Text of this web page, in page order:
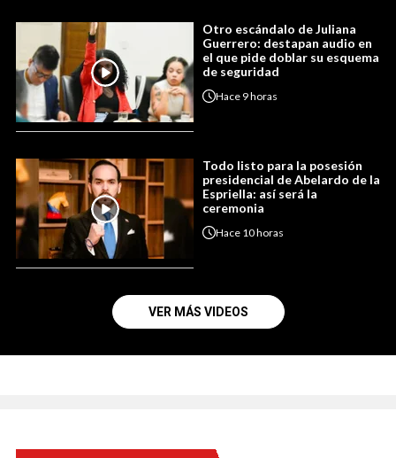
Otro escándalo de Juliana
Guerrero: destapan audio en
el que pide doblar su esquema
de seguridad
Hace 9 horas
Todo listo para la posesión
presidencial de Abelardo de la
Espriella: así será la
ceremonia
Hace 10 horas
VER MÁS VIDEOS